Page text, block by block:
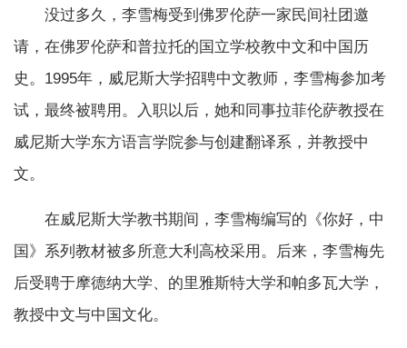
没过多久，李雪梅受到佛罗伦萨一家民间社团邀
请，在佛罗伦萨和普拉托的国立学校教中文和中国历
史。1995年，威尼斯大学招聘中文教师，李雪梅参加考
试，最终被聘用。入职以后，她和同事拉菲伦萨教授在
威尼斯大学东方语言学院参与创建翻译系，并教授中
文。
在威尼斯大学教书期间，李雪梅编写的《你好，中
国》系列教材被多所意大利高校采用。后来，李雪梅先
后受聘于摩德纳大学、的里雅斯特大学和帕多瓦大学，
教授中文与中国文化。